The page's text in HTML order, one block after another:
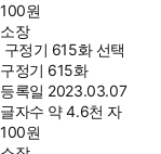
100원
소장
구정기 615화 선택
구정기 615화
등록일 2023.03.07
글자수 약 4.6천 자
100원